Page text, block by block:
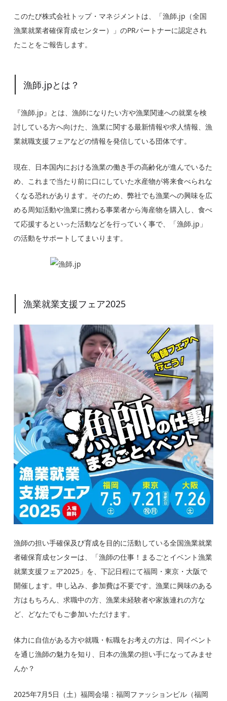
このたび株式会社トップ・マネジメントは、「漁師.jp（全国
漁業就業者確保育成センター）
」のPRパートナーに認定され
たことをご報告します。
漁師.jpとは？
『漁師.jp』とは、漁師になりたい方や漁業関連への就業を検
討している方へ向けた、漁業に関する最新情報や求人情報、漁
業就職支援フェアなどの情報を発信している団体です。
現在、日本国内における漁業の働き手の高齢化が進んでいるた
め、これまで当たり前に口にしていた水産物が将来食べられな
くなる恐れがあります。そのため、弊社でも漁業への興味を広
める周知活動や漁業に携わる事業者から海産物を購入し、食べ
て応援するといった活動などを行っていく事で、「漁師.jp」
の活動をサポートしてまいります。
漁業就業支援フェア2025
漁師の担い手確保及び育成を目的に活動している全国漁業就業
者確保育成センターは、「漁師の仕事！まるごとイベント漁業
就業支援フェア2025」を、下記日程にて福岡・東京・大阪で
開催します。申し込み、参加費は不要です。漁業に興味のある
方はもちろん、求職中の方、漁業未経験者や家族連れの方な
ど、どなたでもご参加いただけます。
体力に自信がある方や就職・転職をお考えの方は、同イベント
を通じ漁師の魅力を知り、日本の漁業の担い手になってみませ
んか？
2025年7月5日（土）福岡会場：福岡ファッションビル（福岡